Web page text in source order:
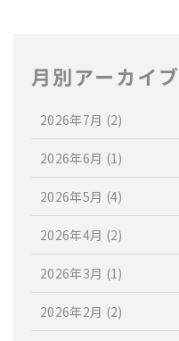
月別アーカイブ
2026年7月 (2)
2026年6月 (1)
2026年5月 (4)
2026年4月 (2)
2026年3月 (1)
2026年2月 (2)